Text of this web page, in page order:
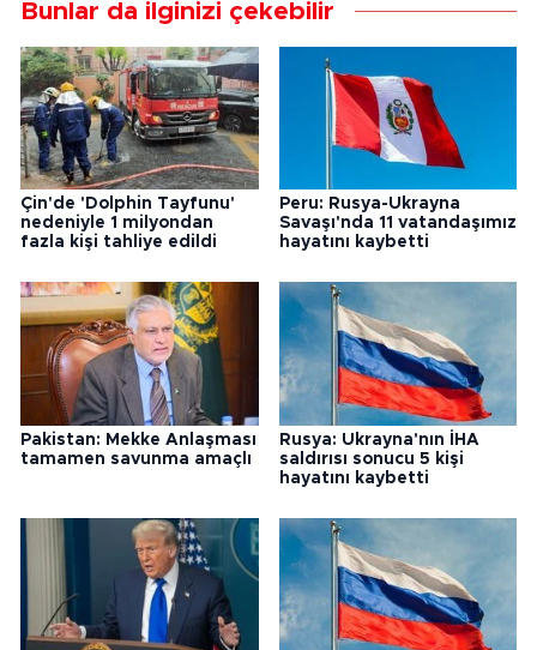
Bunlar da ilginizi çekebilir
Çin'de 'Dolphin Tayfunu'
nedeniyle 1 milyondan
fazla kişi tahliye edildi
Peru: Rusya-Ukrayna
Savaşı'nda 11 vatandaşımız
hayatını kaybetti
Pakistan: Mekke Anlaşması
tamamen savunma amaçlı
Rusya: Ukrayna'nın İHA
saldırısı sonucu 5 kişi
hayatını kaybetti